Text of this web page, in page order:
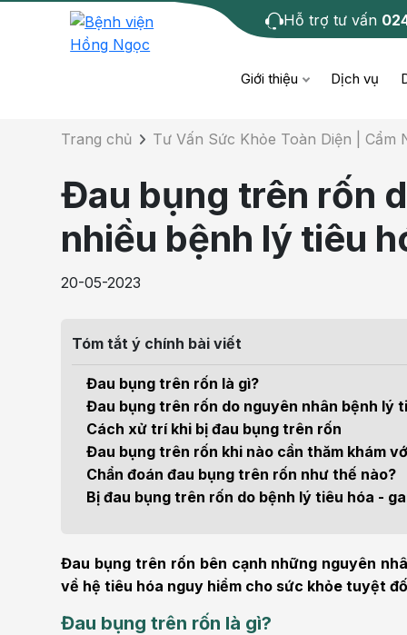
Hỗ trợ tư vấn
Giới thiệu Dịch vụ
Cơ xương khớp
Giáo dục sức khỏe
Tầm soát ung thư
Điện quang can thiệp
Thẩm mỹ
Tiêu hóa - Gan - Mật
Cấp cứu - Hồi sức tích
Chi tiết bài tư
Trang chủ Tư Vấn Sức Khỏe Toàn Diện | Cẩm
Đau bụng trên rốn
nhiều bệnh lý tiêu
20-05-2023
Tóm tắt ý chính bài viết
Đau bụng trên rốn là gì?
Đau bụng trên rốn do nguyên nhân bệnh lý
Cách xử trí khi bị đau bụng trên rốn
Đau bụng trên rốn khi nào cần thăm khám
Chẩn đoán đau bụng trên rốn như thế nào?
Bị đau bụng trên rốn do bệnh lý tiêu hóa -
Đau bụng trên rốn bên cạnh những nguyên
về hệ tiêu hóa nguy hiểm cho sức khỏe tuyệt
Đau bụng trên rốn là gì?